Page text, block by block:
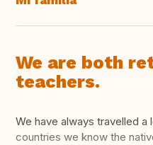
We are both
teachers.
We have always travelled a
countries we know the